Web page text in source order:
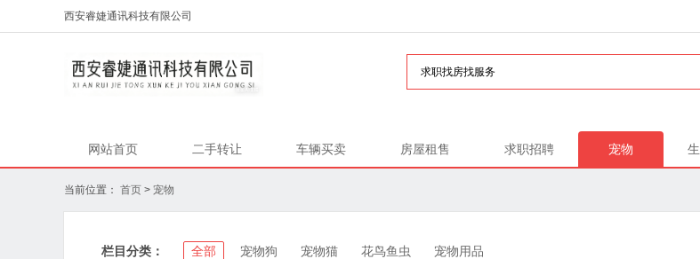
西安睿婕通讯科技有限公司
网站首页 二手转让 车辆买卖 房屋租售 求职招聘 宠物
当前位置： 首页 > 宠物
栏目分类： 全部 宠物狗 宠物猫 花鸟鱼虫 宠物用品